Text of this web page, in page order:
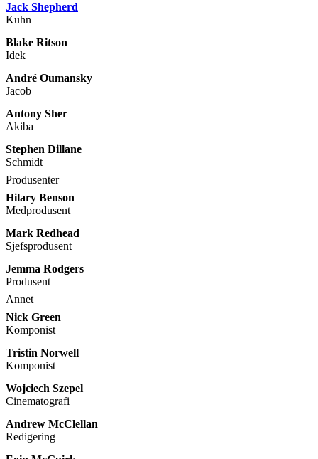
Jack Shepherd
Kuhn
Blake Ritson
Idek
André Oumansky
Jacob
Antony Sher
Akiba
Stephen Dillane
Schmidt
Produsenter
Hilary Benson
Medprodusent
Mark Redhead
Sjefsprodusent
Jemma Rodgers
Produsent
Annet
Nick Green
Komponist
Tristin Norwell
Komponist
Wojciech Szepel
Cinematografi
Andrew McClellan
Redigering